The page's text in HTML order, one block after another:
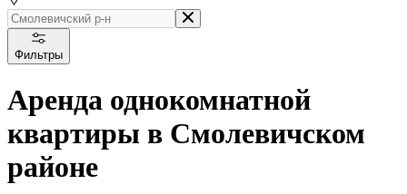
Фильтры
Аренда однокомнатной
квартиры в Смолевичском
районе